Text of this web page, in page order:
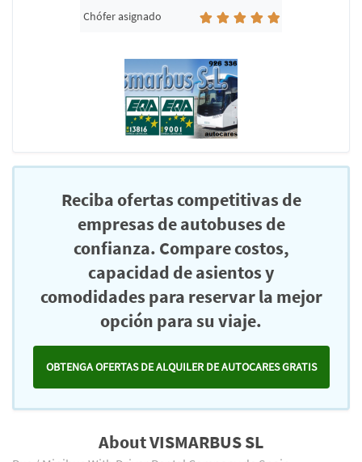
Chófer asignado
Reciba ofertas competitivas de
empresas de autobuses de
confianza. Compare costos,
capacidad de asientos y
comodidades para reservar la mejor
opción para su viaje.
OBTENGA OFERTAS DE ALQUILER DE AUTOCARES GRATIS
About VISMARBUS SL